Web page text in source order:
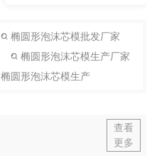
椭圆形泡沫芯模批发厂家
椭圆形泡沫芯模生产厂家
椭圆形泡沫芯模生产
查看
更多